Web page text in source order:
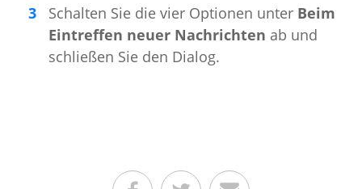
Schalten Sie die vier Optionen unter Beim
Eintreffen neuer Nachrichten ab und
schließen Sie den Dialog.